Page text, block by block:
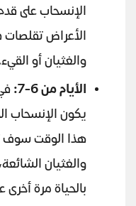
الإنسحاب على
الأعراض تقلصات
والغثيان أو
الأيام من 6-7:
يكون الإنسحاب
هذا الوقت سوف
والغثيان
بالحياة مرة